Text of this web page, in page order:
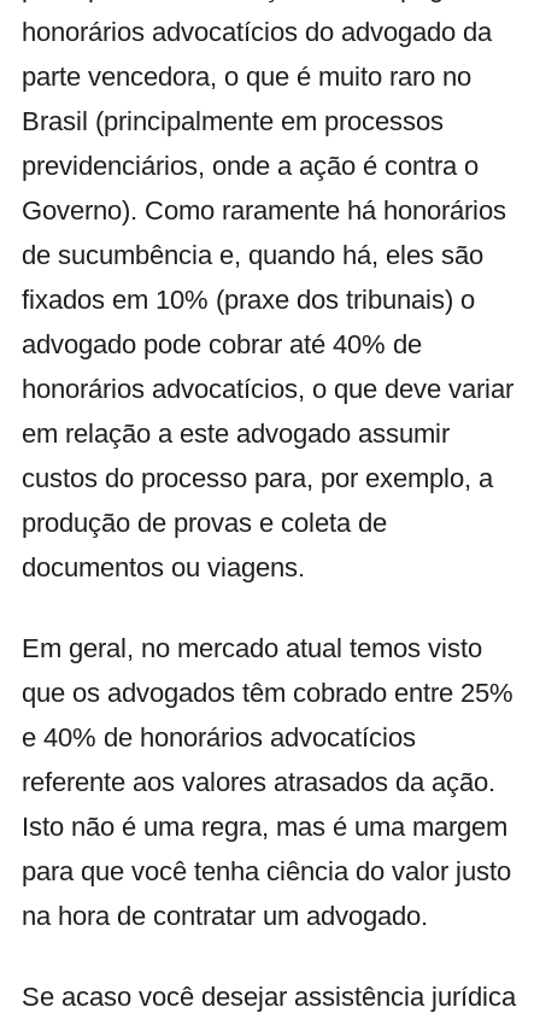
honorários advocatícios do advogado da
parte vencedora, o que é muito raro no
Brasil (principalmente em processos
previdenciários, onde a ação é contra o
Governo). Como raramente há honorários
de sucumbência e, quando há, eles são
fixados em 10% (praxe dos tribunais) o
advogado pode cobrar até 40% de
honorários advocatícios, o que deve variar
em relação a este advogado assumir
custos do processo para, por exemplo, a
produção de provas e coleta de
documentos ou viagens.
Em geral, no mercado atual temos visto
que os advogados têm cobrado entre 25%
e 40% de honorários advocatícios
referente aos valores atrasados da ação.
Isto não é uma regra, mas é uma margem
para que você tenha ciência do valor justo
na hora de contratar um advogado.
Se acaso você desejar assistência jurídica